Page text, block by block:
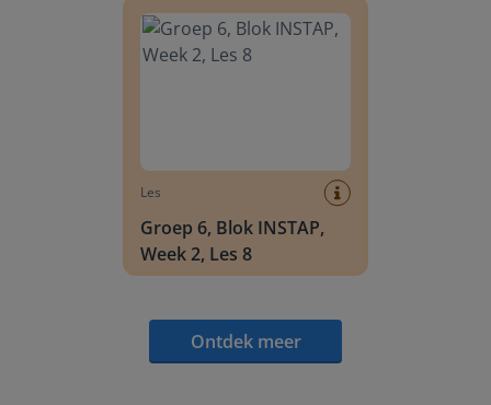
Les
Groep 6, Blok INSTAP,
Week 2, Les 8
Ontdek meer